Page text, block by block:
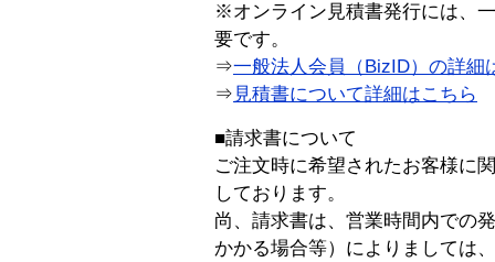
※オンライン見積書発行には、
要です。
⇒一般法人会員（BizID）の詳細
⇒ 見積書について詳細はこちら
■請求書について
ご注文時に希望されたお客様に
しております。
尚、請求書は、営業時間内での
かかる場合等）によりましては